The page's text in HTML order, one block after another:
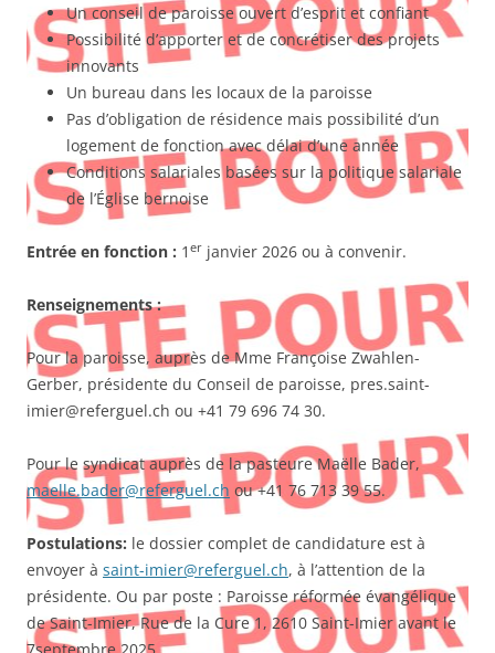
Un conseil de paroisse ouvert d’esprit et confiant
Possibilité d’apporter et de concrétiser des projets
innovants
Un bureau dans les locaux de la paroisse
Pas d’obligation de résidence mais possibilité d’un
logement de fonction avec délai d’une année
Conditions salariales basées sur la politique salariale
de l’Église bernoise
Entrée en fonction : 1 er janvier 2026 ou à convenir.
Renseignements :
Pour la paroisse, auprès de Mme Françoise Zwahlen-
Gerber, présidente du Conseil de paroisse, pres.saint-
imier@referguel.ch ou +41 79 696 74 30.
Pour le syndicat auprès de la pasteure Maëlle Bader,
maelle.bader@referguel.ch ou +41 76 713 39 55.
Postulations: le dossier complet de candidature est à
envoyer à saint-imier@referguel.ch, à l’attention de la
présidente. Ou par poste : Paroisse réformée évangélique
de Saint-Imier, Rue de la Cure 1, 2610 Saint-Imier avant le